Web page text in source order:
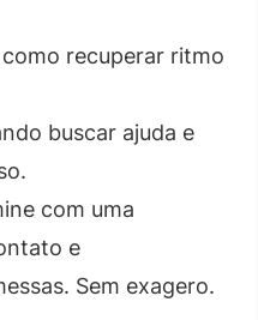
recuperar ritmo
buscar ajuda e
com uma
e
Sem exagero.